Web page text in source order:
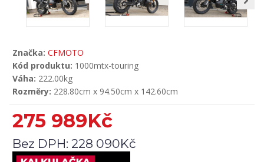
Značka: CFMOTO
Kód produktu: 1000mtx-touring
Váha: 222.00kg
Rozměry: 228.80cm x 94.50cm x 142.60cm
275 989Kč
Bez DPH: 228 090Kč